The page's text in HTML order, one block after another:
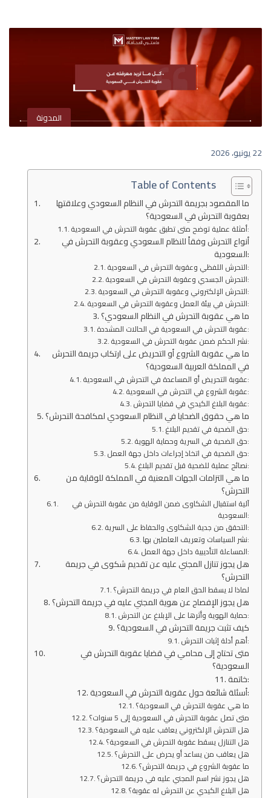
المدونة
22 يونيو، 2026
Table of Contents
ما المقصود بجريمة التحرش في النظام السعودي وعلاقتها
بعقوبة التحرش في السعودية؟
أمثلة عملية توضح متى تطبق عقوبة التحرش في السعودية:
أنواع التحرش وفقاً للنظام السعودي وعقوبة التحرش في
السعودية:
التحرش اللفظي وعقوبة التحرش في السعودية:
التحرش الجسدي وعقوبة التحرش في السعودية:
التحرش الإلكتروني وعقوبة التحرش في السعودية:
التحرش في بيئة العمل وعقوبة التحرش في السعودية:
ما هي عقوبة التحرش في النظام السعودي؟
عقوبة التحرش في السعودية في الحالات المشددة:
نشر الحكم ضمن عقوبة التحرش في السعودية:
ما هي عقوبة الشروع أو التحريض على ارتكاب جريمة التحرش
في المملكة العربية السعودية؟
عقوبة التحريض أو المساعدة في التحرش في السعودية:
عقوبة الشروع في التحرش في السعودية:
عقوبة البلاغ الكيدي في قضايا التحرش:
ما هي حقوق الضحايا في النظام السعودي لمكافحة التحرش؟
حق الضحية في تقديم البلاغ:
حق الضحية في السرية وحماية الهوية:
حق الضحية في اتخاذ إجراءات داخل جهة العمل:
نصائح عملية للضحية قبل تقديم البلاغ:
ما هي التزامات الجهات المعنية في المملكة للوقاية من
التحرش؟
آلية استقبال الشكاوى ضمن الوقاية من عقوبة التحرش في
السعودية:
التحقق من جدية الشكاوى والحفاظ على السرية:
نشر السياسات وتعريف العاملين بها:
المساءلة التأديبية داخل جهة العمل:
هل يجوز تنازل المجني عليه عن تقديم شكوى في جريمة
التحرش؟
لماذا لا يسقط الحق العام في جريمة التحرش؟
هل يجوز الإفصاح عن هوية المجني عليه في جريمة التحرش؟
حماية الهوية وأثرها على الإبلاغ عن التحرش:
كيف تثبت جريمة التحرش في السعودية؟
أهم أدلة إثبات التحرش:
متى تحتاج إلى محامي في قضايا عقوبة التحرش في
السعودية؟
خاتمة:
أسئلة شائعة حول عقوبة التحرش في السعودية:
ما هي عقوبة التحرش في السعودية؟
متى تصل عقوبة التحرش في السعودية إلى 5 سنوات؟
هل التحرش الإلكتروني يعاقب عليه في السعودية؟
هل التنازل يسقط عقوبة التحرش في السعودية؟
هل يعاقب من يساعد أو يحرض على التحرش؟
ما عقوبة الشروع في جريمة التحرش؟
هل يجوز نشر اسم المجني عليه في جريمة التحرش؟
هل البلاغ الكيدي عن التحرش له عقوبة؟